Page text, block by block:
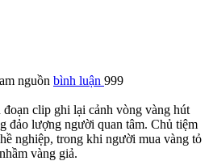
nguồn bình luận 999
clip ghi lại cảnh vòng vàng hút
đảo lượng người quan tâm. Chủ tiệm
nghiệp, trong khi người mua vàng tỏ
vàng giả.